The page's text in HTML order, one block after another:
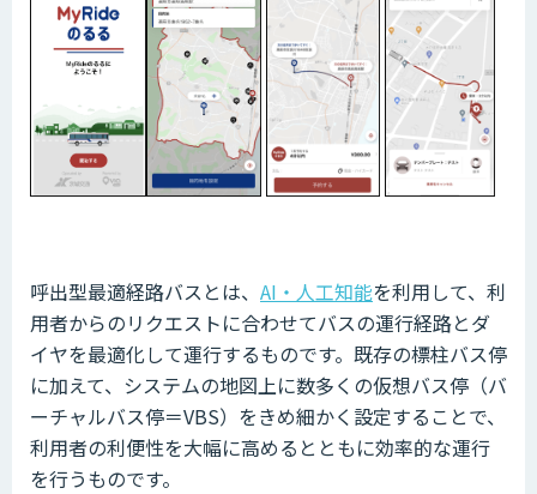
呼出型最適経路バスとは、 AI・人工知能を利用して、利
用者からのリクエストに合わせてバスの運行経路とダ
イヤを最適化して運行するものです。既存の標柱バス停
に加えて、システムの地図上に数多くの仮想バス停（バ
ーチャルバス停＝VBS）をきめ細かく設定することで、
利用者の利便性を大幅に高めるとともに効率的な運行
を行うものです。